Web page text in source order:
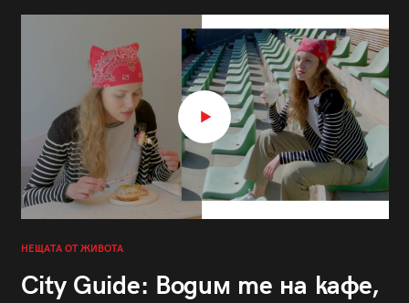
НЕЩАТА ОТ ЖИВОТА
City Guide: Водим те на кафе,